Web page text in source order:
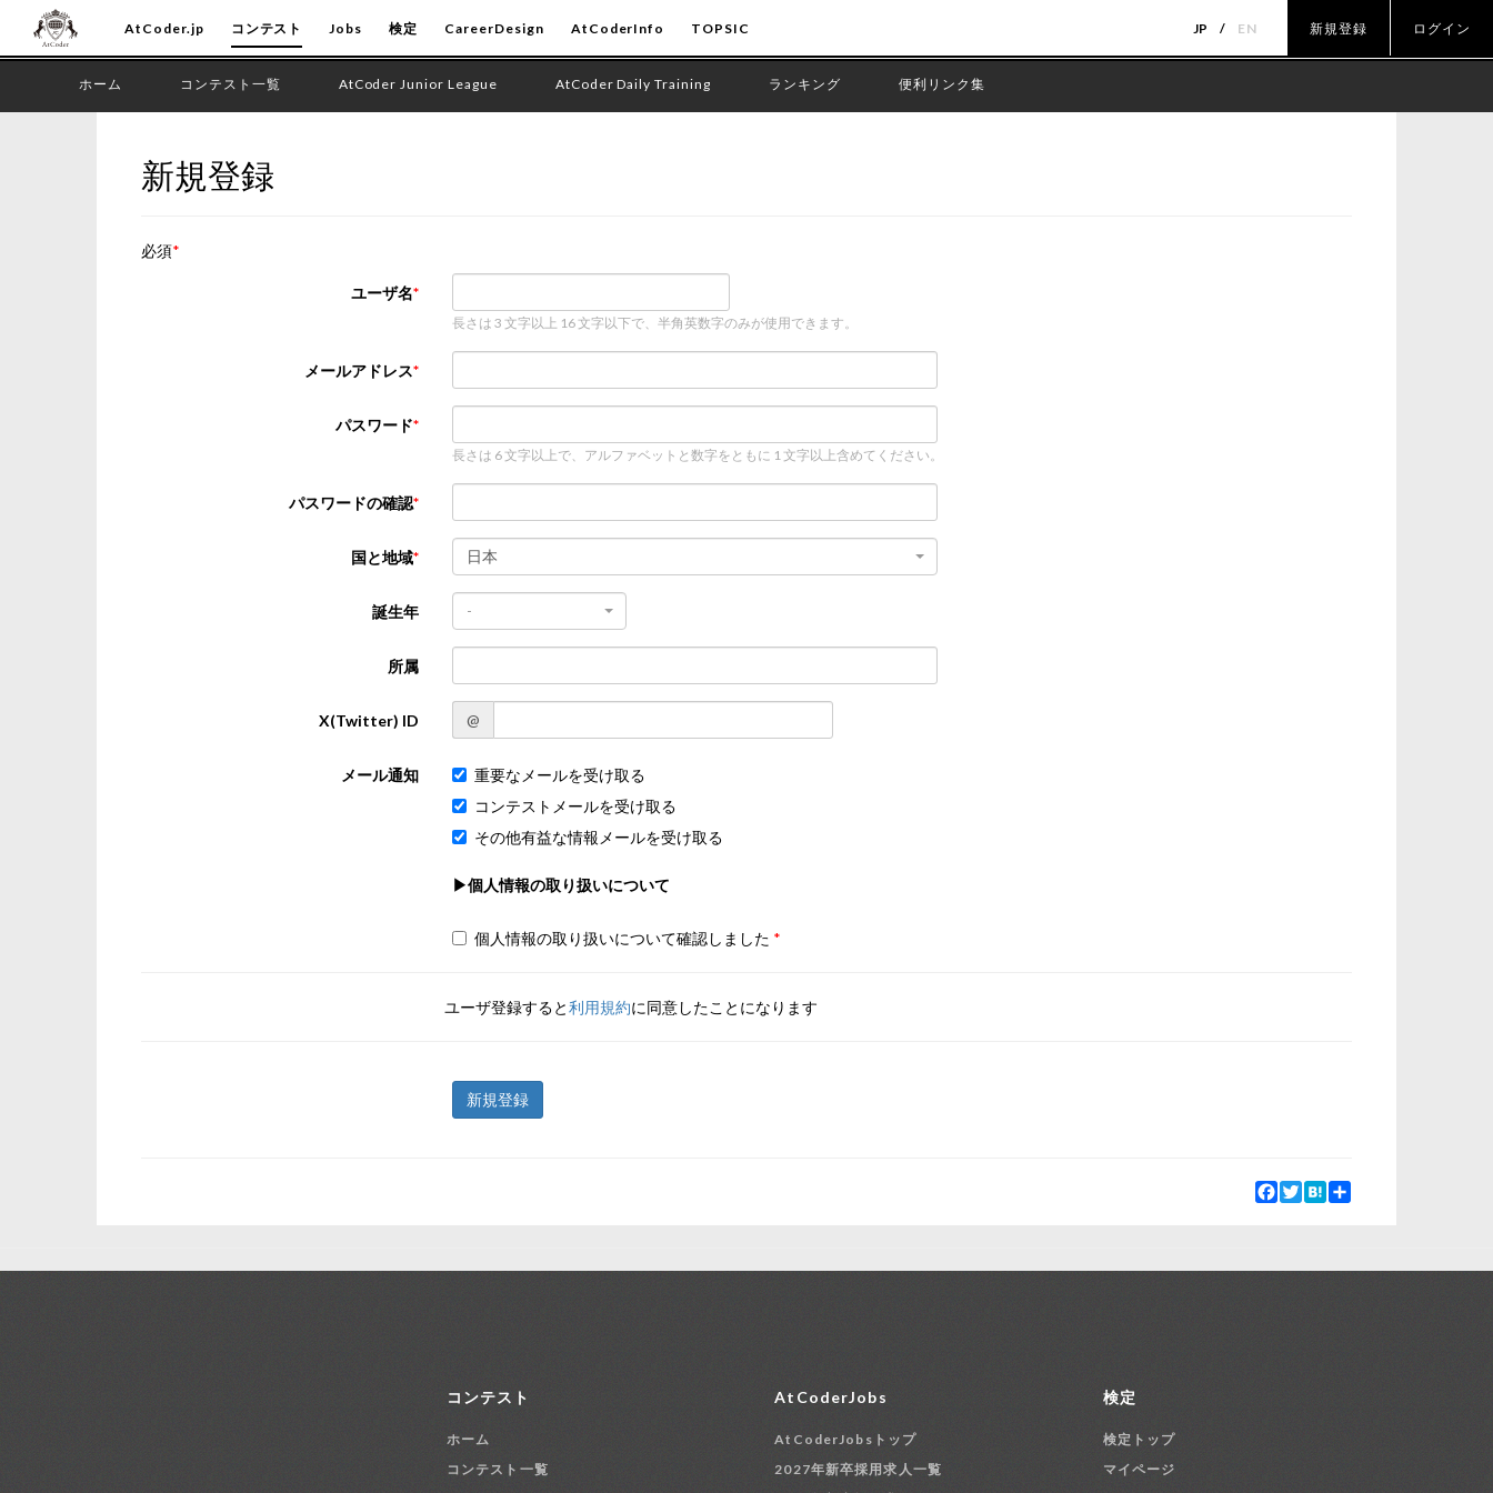
AtCoder.jp コンテスト Jobs 検定 CareerDesign AtCoderInfo TOPSIC JP EN 新規登録 ログイン
ホーム コンテスト一覧 AtCoder Junior League AtCoder Daily Training ランキング 便利リンク集
新規登録
必須
ユーザ名
長さは 3 文字以上 16 文字以下で、半角英数字のみが使用できます。
メールアドレス
パスワード
長さは 6 文字以上で、アルファベットと数字をともに 1 文字以上含めてください。
パスワードの確認
国と地域 日本
誕生年 -
所属
X(Twitter) ID @
メール通知
重要なメールを受け取る
コンテストメールを受け取る
その他有益な情報メールを受け取る
▶個人情報の取り扱いについて
個人情報の取り扱いについて確認しました
ユーザ登録すると利用規約に同意したことになります
新規登録
Facebook
Twitter
Hatena
コンテスト
ホーム
コンテスト一覧
AtCoderJobs
AtCoderJobsトップ
2027年新卒採用求人一覧
検定
検定トップ
マイページ